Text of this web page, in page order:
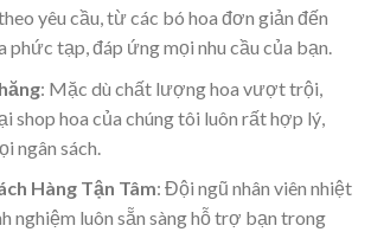
yêu cầu, từ các bó hoa đơn giản đến
phức tạp, đáp ứng mọi nhu cầu của bạn.
: Mặc dù chất lượng hoa vượt trội,
shop hoa của chúng tôi luôn rất hợp lý,
ngân sách.
Hàng Tận Tâm: Đội ngũ nhân viên nhiệt
nghiệm luôn sẵn sàng hỗ trợ bạn trong